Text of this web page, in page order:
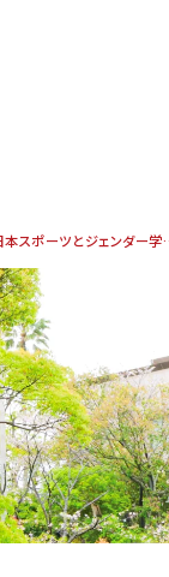
児童学科・加藤凌講師